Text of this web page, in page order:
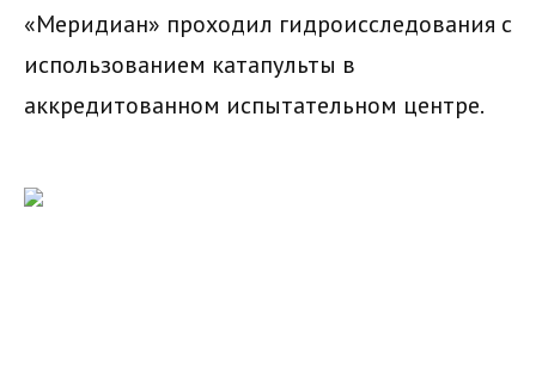
«Меридиан» проходил гидроисследования с
использованием катапульты в
аккредитованном испытательном центре.